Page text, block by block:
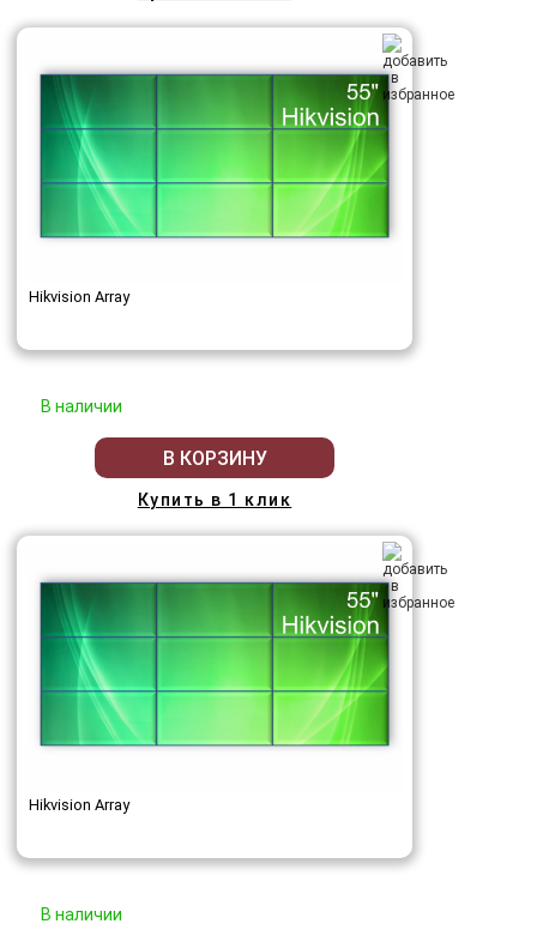
Hikvision Array
В наличии
В КОРЗИНУ
Купить в 1 клик
Hikvision Array
В наличии